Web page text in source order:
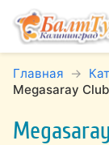
Главная
Megasaray